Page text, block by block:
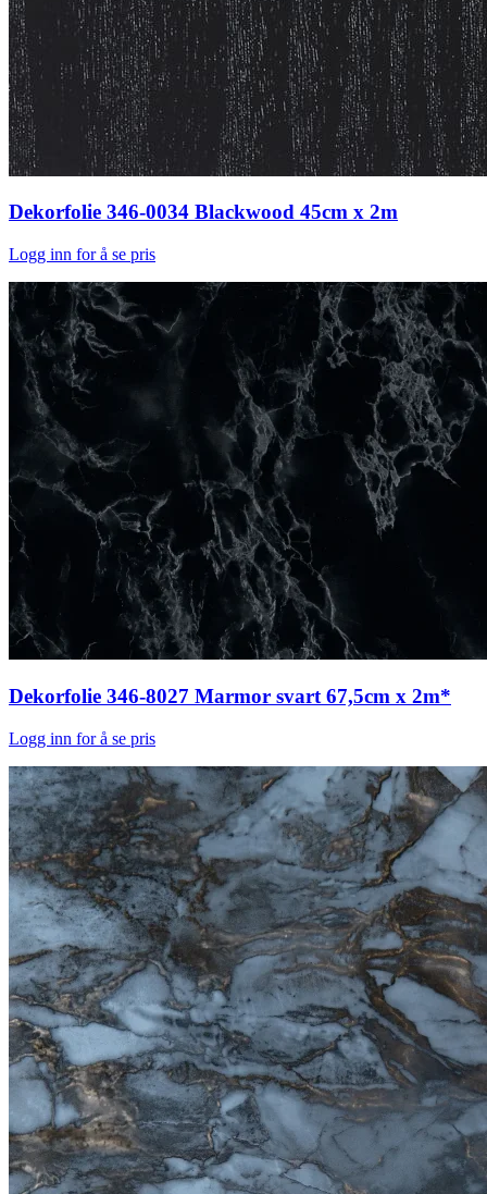
Dekorfolie 346-0034 Blackwood 45cm x 2m
Logg inn for å se pris
Dekorfolie 346-8027 Marmor svart 67,5cm x 2m*
Logg inn for å se pris